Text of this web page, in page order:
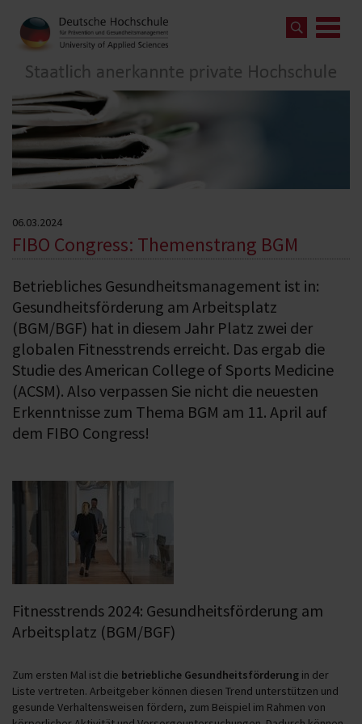
06.03.2024
FIBO Congress: Themenstrang BGM
Betriebliches Gesundheitsmanagement ist in:
Gesundheitsförderung am Arbeitsplatz
(BGM/BGF) hat in diesem Jahr Platz zwei der
globalen Fitnesstrends erreicht. Das ergab die
Studie des American College of Sports Medicine
(ACSM). Also verpassen Sie nicht die neuesten
Erkenntnisse zum Thema BGM am 11. April auf
dem FIBO Congress!
Fitnesstrends 2024: Gesundheitsförderung am
Arbeitsplatz (BGM/BGF)
Zum ersten Mal ist die betriebliche Gesundheitsförderung in der
Liste vertreten. Arbeitgeber können diesen Trend unterstützen und
gesunde Verhaltensweisen fördern, zum Beispiel im Rahmen von